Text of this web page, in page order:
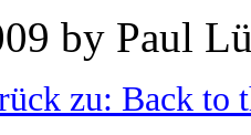
by Paul
zu: Back to